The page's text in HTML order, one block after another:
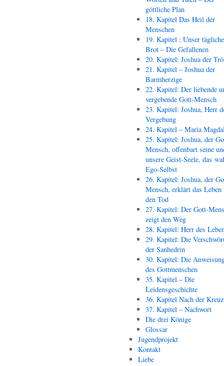
göttliche Plan
18. Kapitel Das Heil der
Menschen
19. Kapitel : Unser
Brot – Die Gefallenen
20. Kapitel: Joshua der
21. Kapitel – Joshua der
Barmherzige
22. Kapitel: Der liebende
vergebende Gott-Mensch
23. Kapitel: Joshua, Herr
Vergebung
24. Kapitel – Maria
25. Kapitel: Joshua, der
Mensch, offenbart seine
unsere Geist-Seele, das
Ego-Selbst
26. Kapitel: Joshua, der
Mensch, erklärt das Leben
den Tod
27. Kapitel: Der Gott-
zeigt den Weg
28. Kapitel: Herr des
29. Kapitel: Die
der Sanhedrin
30. Kapitel: Die
des Gottmenschen
35. Kapitel – Die
Leidensgeschichte
36. Kapitel Nach der
37. Kapitel – Nachwort
Die drei Könige
Glossar
Jugendprojekt
Kontakt
Liebe